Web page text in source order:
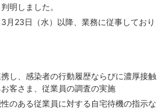
明しました。
月23日（水）以降、業務に従事しており
し、感染者の行動履歴ならびに濃厚接触
客さま、従業員の調査の実施
のある従業員に対する自宅待機の指示な